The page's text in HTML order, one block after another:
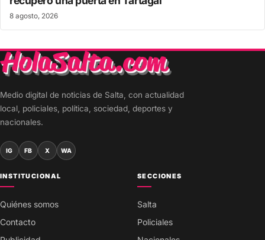
8 agosto, 2026
Medio digital de noticias de Salta, con actualidad
local, policiales, política, sociedad, deportes y
nacionales.
IG FB X WA
INSTITUCIONAL
Quiénes somos
Contacto
SECCIONES
Salta
Policiales